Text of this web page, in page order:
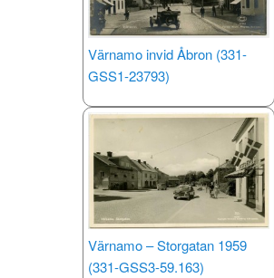
Värnamo invid Åbron (331-
GSS1-23793)
Värnamo – Storgatan 1959
(331-GSS3-59.163)